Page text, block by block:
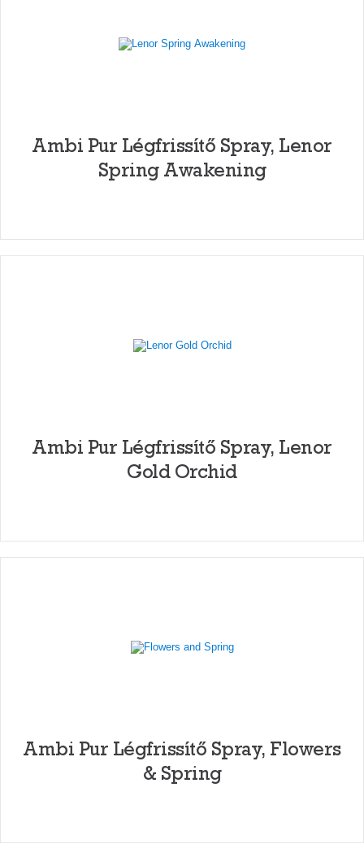
Ambi Pur Légfrissítő Spray, Lenor
Spring Awakening
Ambi Pur Légfrissítő Spray, Lenor
Gold Orchid
Ambi Pur Légfrissítő Spray, Flowers
& Spring